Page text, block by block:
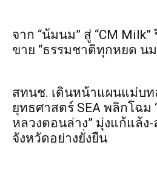
จาก “น้มนม” สู่ “CM
ขาย “ธรรมชาติทุกหยด น
สทนช. เดินหน้าแผนแม่บ
ยุทธศาสตร์ SEA พลิกโฉม
หลวงตอนล่าง” มุ่งแก้แล้ง
จังหวัดอย่างยั่งยืน